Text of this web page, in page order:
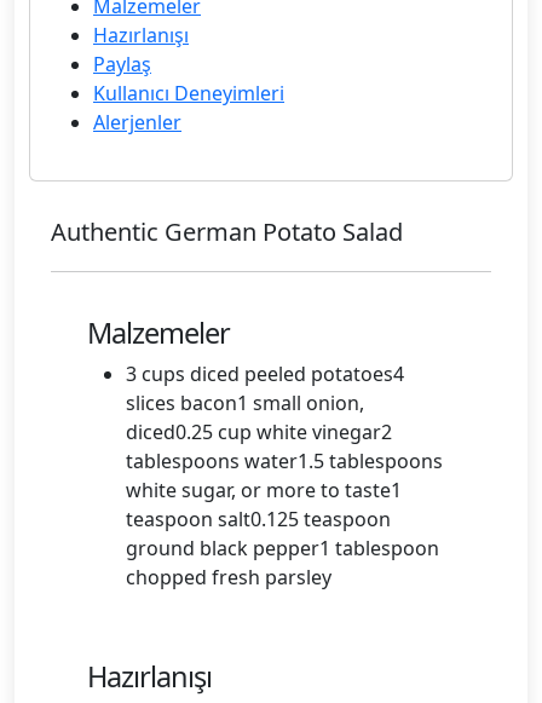
Malzemeler
Hazırlanışı
Paylaş
Kullanıcı Deneyimleri
Alerjenler
Authentic German Potato Salad
Malzemeler
3 cups diced peeled potatoes4
slices bacon1 small onion,
diced0.25 cup white vinegar2
tablespoons water1.5 tablespoons
white sugar, or more to taste1
teaspoon salt0.125 teaspoon
ground black pepper1 tablespoon
chopped fresh parsley
Hazırlanışı